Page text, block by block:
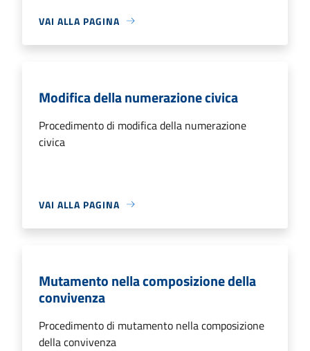
VAI ALLA PAGINA
Modifica della numerazione civica
Procedimento di modifica della numerazione
civica
VAI ALLA PAGINA
Mutamento nella composizione della
convivenza
Procedimento di mutamento nella composizione
della convivenza